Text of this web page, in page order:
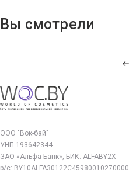
Вы смотрели
ООО "Вок-бай"
УНП 193642344
ЗАО «Альфа-Банк», БИК: ALFABY2X